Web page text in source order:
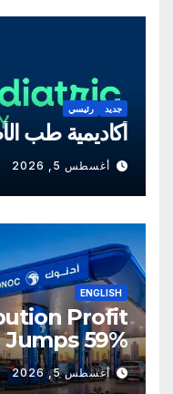
جديد رئيسي
أكاديمية طب
أغسطس 5, 2026
ENGLISH
Profit
Jumps 59%
أغسطس 5, 2026